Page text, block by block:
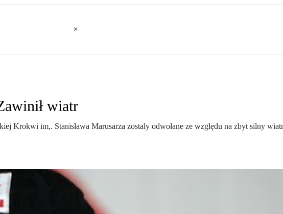
wiatr
Krokwi im,. Stanisława Marusarza zostały odwołane ze względu na zbyt silny